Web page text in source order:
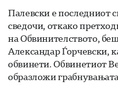
Палевски е последниот
сведочи, откако
на Обвинителството,
Александар Ѓорчевски,
обвинети. Обвинетиот
образложи